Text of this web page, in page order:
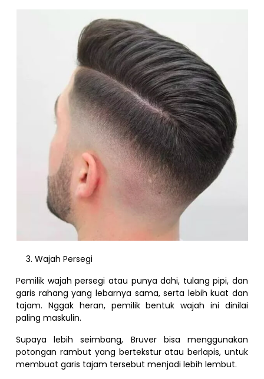
Wajah Persegi
Pemilik wajah persegi atau punya dahi, tulang pipi, dan
garis rahang yang lebarnya sama, serta lebih kuat dan
tajam. Nggak heran, pemilik bentuk wajah ini dinilai
paling maskulin.
Supaya lebih seimbang, Bruver bisa menggunakan
potongan rambut yang bertekstur atau berlapis, untuk
membuat garis tajam tersebut menjadi lebih lembut.